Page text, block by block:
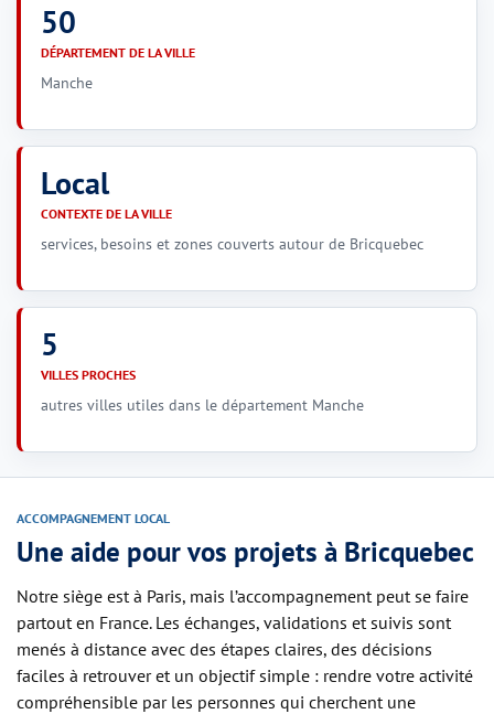
50
DÉPARTEMENT DE LA VILLE
Manche
Local
CONTEXTE DE LA VILLE
services, besoins et zones couverts autour de Bricquebec
5
VILLES PROCHES
autres villes utiles dans le département Manche
ACCOMPAGNEMENT LOCAL
Une aide pour vos projets à Bricquebec
Notre siège est à Paris, mais l’accompagnement peut se faire
partout en France. Les échanges, validations et suivis sont
menés à distance avec des étapes claires, des décisions
faciles à retrouver et un objectif simple : rendre votre activité
compréhensible par les personnes qui cherchent une